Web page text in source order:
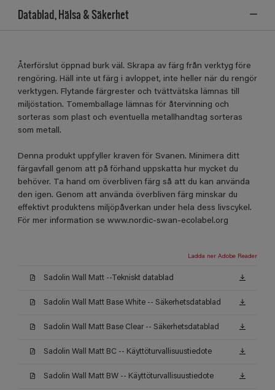
Datablad, Hälsa & Säkerhet
Återförslut öppnad burk väl. Skrapa av färg från verktyg före
rengöring. Häll inte ut färg i avloppet, inte heller när du rengör
verktygen. Flytande färgrester och tvättvätska lämnas till
miljöstation. Tomemballage lämnas för återvinning och
sorteras som plast och eventuella metallhandtag sorteras
som metall.
Denna produkt uppfyller kraven för Svanen. Minimera ditt
färgavfall genom att på förhand uppskatta hur mycket du
behöver. Ta hand om överbliven färg så att du kan använda
den igen. Genom att använda överbliven färg minskar du
effektivt produktens miljöpåverkan under hela dess livscykel.
För mer information se www.nordic-swan-ecolabel.org
Ladda ner Adobe Reader
Sadolin Wall Matt --Tekniskt datablad
Sadolin Wall Matt Base White -- Säkerhetsdatablad
Sadolin Wall Matt Base Clear -- Säkerhetsdatablad
Sadolin Wall Matt BC -- Käyttöturvallisuustiedote
Sadolin Wall Matt BW -- Käyttöturvallisuustiedote